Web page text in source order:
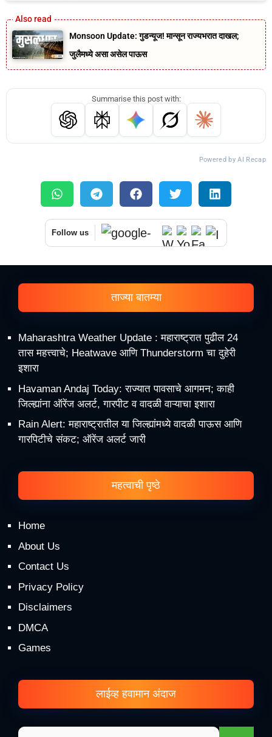
Monsoon Update: गुडन्यूज! मान्सून राज्यभरात दाखल;
जुलैमध्ये असा असेल पाऊस
Summarise this post with:
Powered by AI Recap
Follow us
ताज्या बातम्या
Maharashtra Weather Update : महाराष्ट्रात पुढील 24
तास महत्त्वाचे; Heatwave आणि Thunderstorm चा दुहेरी
इशारा
Havaman Andaj Today: राज्यात पावसाचे आगमन; काही
जिल्ह्यांना ऑरेंज अलर्ट, गारपीट व वादळी वाऱ्याचा इशारा
Rain Alert: महाराष्ट्रातील या जिल्ह्यांमध्ये वादळी पाऊस आणि
गारपिटीचे संकट; ऑरेंज अलर्ट जारी
महत्वाची पृष्ठे
Home
About Us
Contact Us
Privacy Policy
Disclaimers
DMCA
Games
लाईव्ह हवामान अंदाज